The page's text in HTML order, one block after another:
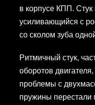
в корпусе КПП.
усиливающийся с
со сколом зуба
Ритмичный стук,
оборотов
проблемы с
пружины перестали